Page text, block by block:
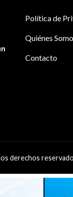
Política de
Quiénes
Contacto
derechos